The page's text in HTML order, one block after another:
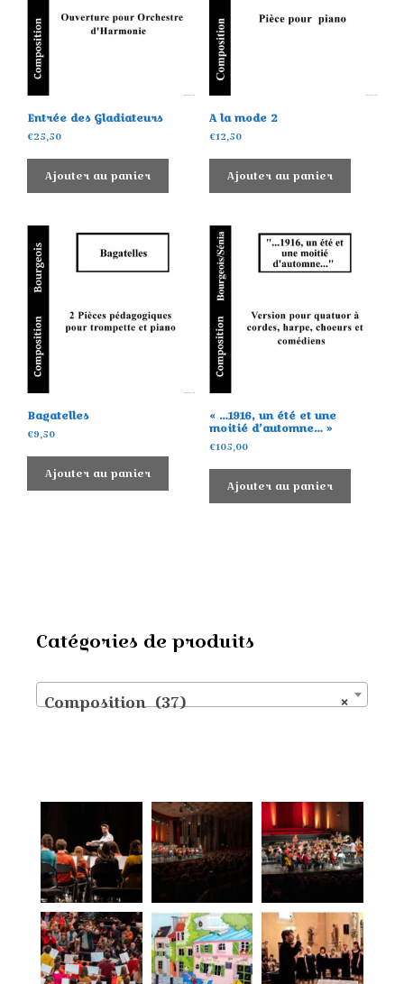
Entrée des Gladiateurs
€25,50
Ajouter au panier
A la mode 2
€12,50
Ajouter au panier
Bagatelles
€9,50
Ajouter au panier
« …1916, un été et une
moitié d’automne… »
€105,00
Ajouter au panier
Catégories de produits
×
Composition (37)